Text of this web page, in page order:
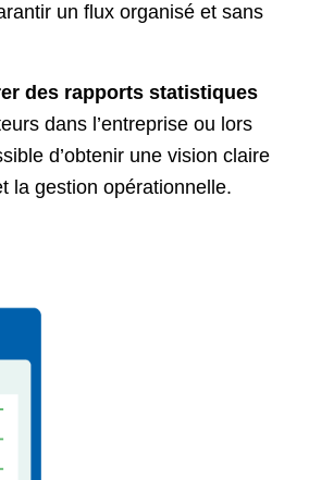
un flux organisé et sans
des rapports statistiques
dans l’entreprise ou lors
d’obtenir une vision claire
la gestion opérationnelle.